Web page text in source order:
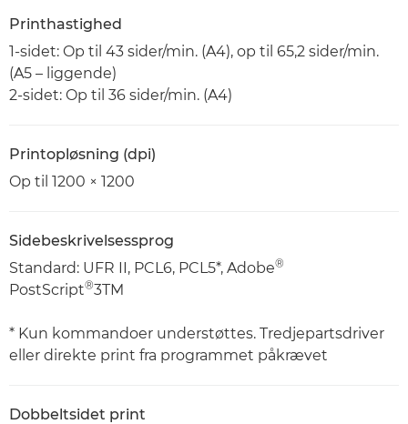
Printhastighed
1-sidet: Op til 43 sider/min. (A4), op til 65,2 sider/min.
(A5 – liggende)
2-sidet: Op til 36 sider/min. (A4)
Printopløsning (dpi)
Op til 1200 × 1200
Sidebeskrivelsessprog
Standard: UFR II, PCL6, PCL5*, Adobe®
PostScript®3TM
* Kun kommandoer understøttes. Tredjepartsdriver
eller direkte print fra programmet påkrævet
Dobbeltsidet print